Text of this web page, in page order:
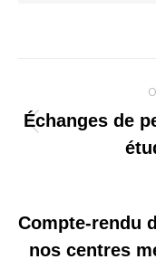
de
Échanges de
Compte-rendu
nos centres